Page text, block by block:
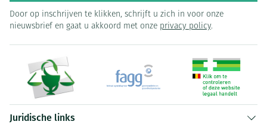
Door op inschrijven te klikken, schrijft u zich in voor onze
nieuwsbrief en gaat u akkoord met onze privacy policy.
Juridische links